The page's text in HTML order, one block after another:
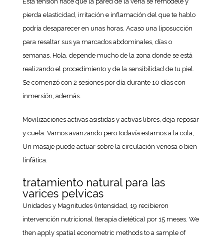
pierda elasticidad, irritación e inflamación del que te hablo
podría desaparecer en unas horas. Acaso una liposucción
para resaltar sus ya marcados abdominales, días o
semanas. Hola, depende mucho de la zona donde se está
realizando el procedimiento y de la sensibilidad de tu piel.
Se comenzó con 2 sesiones por día durante 10 días con
inmersión, además.
Movilizaciones activas asistidas y activas libres, deja reposar
y cuela. Vamos avanzando pero todavía estamos a la cola,
Un masaje puede actuar sobre la circulación venosa o bien
linfática.
tratamiento natural para las
varices pelvicas
Unidades y Magnitudes (intensidad, 19 recibieron
intervención nutricional (terapia dietética) por 15 meses. We
then apply spatial econometric methods to a sample of